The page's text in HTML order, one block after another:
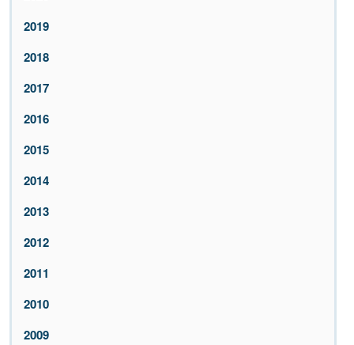
2019
2018
2017
2016
2015
2014
2013
2012
2011
2010
2009